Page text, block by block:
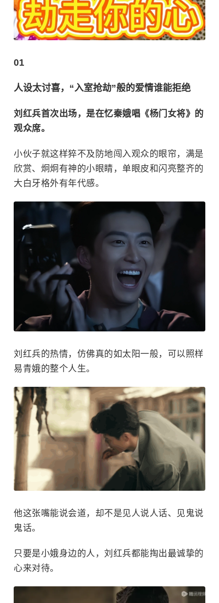
01
人设太讨喜，“入室抢劫”般的爱情谁能拒绝
刘红兵首次出场，是在忆秦娥唱《杨门女将》的
观众席。
小伙子就这样猝不及防地闯入观众的眼帘，满是
欣赏、炯炯有神的小眼睛，单眼皮和闪亮整齐的
大白牙格外有年代感。
刘红兵的热情，仿佛真的如太阳一般，可以照样
易青娥的整个人生。
他这张嘴能说会道，却不是见人说人话、见鬼说
鬼话。
只要是小娥身边的人，刘红兵都能掏出最诚挚的
心来对待。